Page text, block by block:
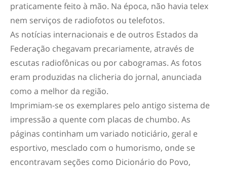
praticamente feito à mão. Na época, não havia telex
nem serviços de radiofotos ou telefotos.
As notícias internacionais e de outros Estados da
Federação chegavam precariamente, através de
escutas radiofônicas ou por cabogramas. As fotos
eram produzidas na clicheria do jornal, anunciada
como a melhor da região.
Imprimiam-se os exemplares pelo antigo sistema de
impressão a quente com placas de chumbo. As
páginas continham um variado noticiário, geral e
esportivo, mesclado com o humorismo, onde se
encontravam seções como Dicionário do Povo,